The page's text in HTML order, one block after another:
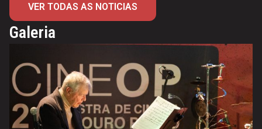
VER TODAS AS NOTICIAS
Galeria